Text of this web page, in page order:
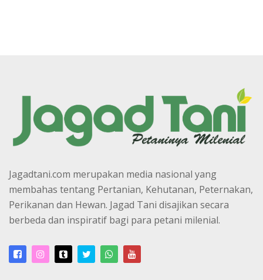
Jagadtani.com merupakan media nasional yang
membahas tentang Pertanian, Kehutanan, Peternakan,
Perikanan dan Hewan. Jagad Tani disajikan secara
berbeda dan inspiratif bagi para petani milenial.